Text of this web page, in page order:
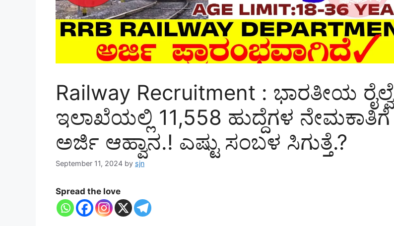
Railway Recruitment : ಭಾರತೀಯ ರೈಲ್ವೆ
ಇಲಾಖೆಯಲ್ಲಿ 11,558 ಹುದ್ದೆಗಳ ನೇಮಕಾತಿಗೆ
ಅರ್ಜಿ ಆಹ್ವಾನ.! ಎಷ್ಟು ಸಂಬಳ ಸಿಗುತ್ತೆ.?
September 11, 2024 by sjn
Spread the love